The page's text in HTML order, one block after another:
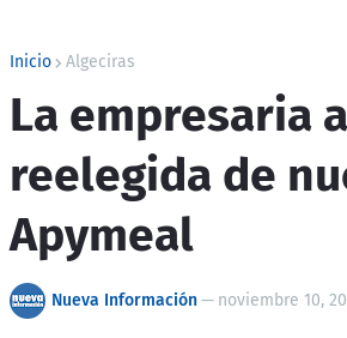
Inicio Algeciras
La empresaria
reelegida de
Apymeal
Nueva Información— noviembre 10,